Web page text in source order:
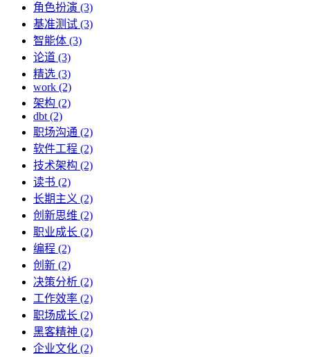
角色扮演 (3)
基准测试 (3)
智能体 (3)
论道 (3)
精选 (3)
work (2)
架构 (2)
dbt (2)
职场沟通 (2)
软件工程 (2)
技术架构 (2)
读书 (2)
长期主义 (2)
创新思维 (2)
职业成长 (2)
编程 (2)
创新 (2)
决策分析 (2)
工作效率 (2)
职场成长 (2)
黑客精神 (2)
企业文化 (2)